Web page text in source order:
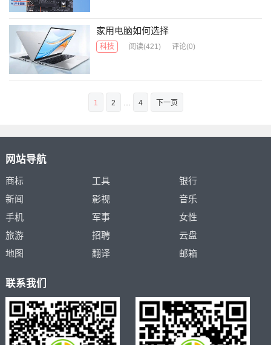
家用电脑如何选择
科技 阅读(421) 评论(0)
1 2 4 下一页
网站导航
商标 工具
银行
新闻
影视
音乐
手机
军事
女性
旅游
招聘
云盘
地图
翻译 邮箱
联系我们